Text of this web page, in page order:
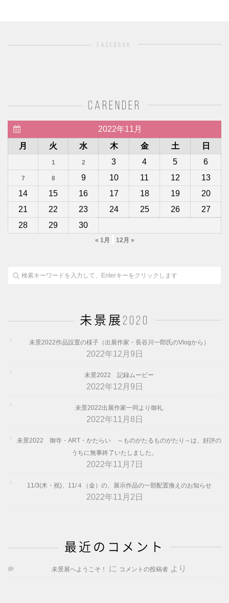
facebook
carender
2022年11月
月
火 水 木 金 土 日
1 2 3 4 5 6
7 8 9 10 11 12
13
14
15 16 17 18 19
20
21
22 23 24 25 26
27
28
29 30
« 1月 12月 »
未景展2020
未景2022作品設置の様子（出展作家・長谷川一郎氏のVlogから）
2022年12月9日
未景2022 記録ムービー
2022年12月9日
未景2022出展作家一同より御礼
2022年11月8日
未景2022 御寺・ART・かたらい ～ものがたるものがたり～は、好評の
うちに無事終了いたしました。
2022年11月7日
11/3(木・祝)、11/４（金）の、展示作品の一部配置換えのお知らせ
2022年11月2日
最近のコメント
未景展へようこそ！ に コメントの投稿者 より